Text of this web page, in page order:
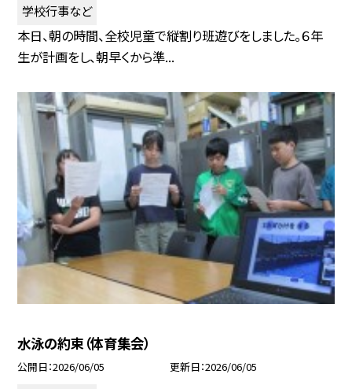
学校行事など
本日、朝の時間、全校児童で縦割り班遊びをしました。６年
生が計画をし、朝早くから準...
水泳の約束（体育集会）
公開日 2026/06/05 更新日 2026/06/05